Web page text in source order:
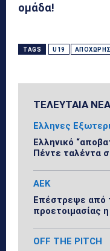
ομάδα!
TAGS U19
ΤΕΛΕΥΤΑΙΑ ΝΕΑ
Ελληνες
Ελληνικό
Πέντε ταλέντα
ΑΕΚ
Επέστρεψε από
προετοιμασίας
OFF THE PITCH